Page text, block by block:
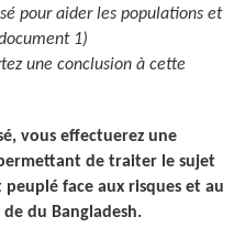
pour aider les populations et
1)
une conclusion à cette
vous effectuerez une
de traiter le sujet
peuplé face aux risques et au
du Bangladesh.